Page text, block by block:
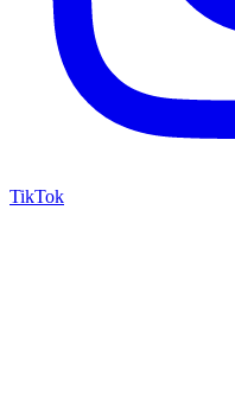
TikTok